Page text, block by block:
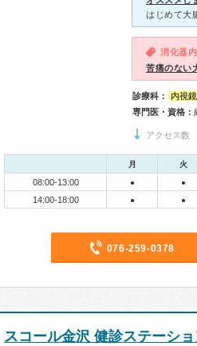
消化器
苦痛のない
診療科： 内視鏡
専門医・資格：
アクセス数
月 火
08:00-13:00 ● ●
14:00-18:00
● ●
076-259-0378
スコール金沢 健診ステーシ